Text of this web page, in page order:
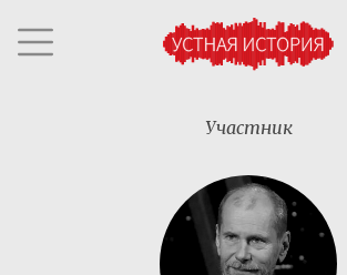
Участник